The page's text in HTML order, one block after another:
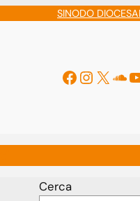
SINODO
Facebook
X
Cerca